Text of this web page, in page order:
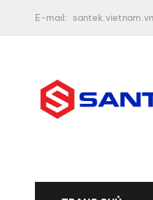
E-mail: